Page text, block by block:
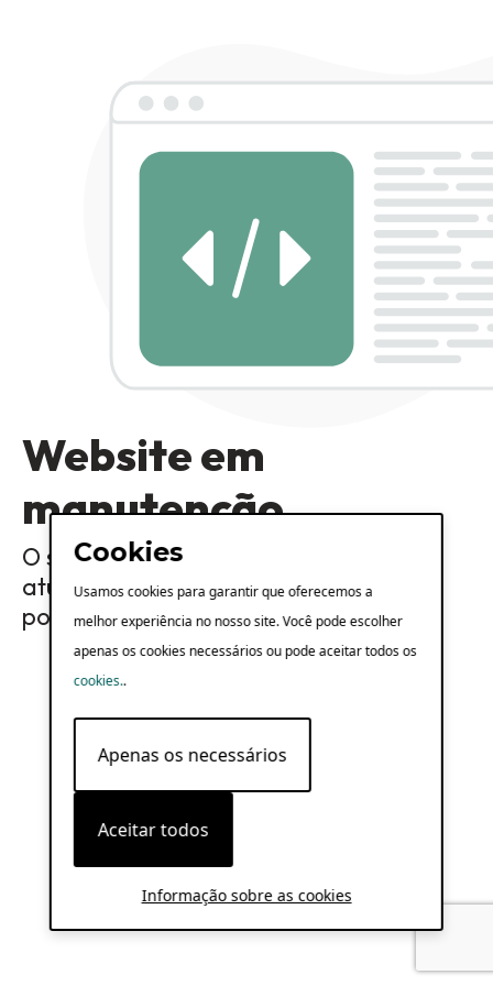
Website em
manutenção
O serviço SOL está a realizar algumas
atualizações e precisamos ficar offline
por um tempo. Voltaremos em breve!
Cookies
Usamos cookies para garantir que oferecemos a
melhor experiência no nosso site. Você pode escolher
apenas os cookies necessários ou pode aceitar todos os
cookies..
Apenas os necessários
Aceitar todos
Informação sobre as cookies